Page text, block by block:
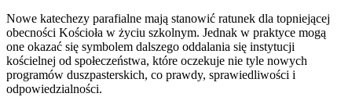
Nowe katechezy parafialne mają stanowić ratunek dla topniejącej
obecności Kościoła w życiu szkolnym. Jednak w praktyce mogą
one okazać się symbolem dalszego oddalania się instytucji
kościelnej od społeczeństwa, które oczekuje nie tyle nowych
programów duszpasterskich, co prawdy, sprawiedliwości i
odpowiedzialności.